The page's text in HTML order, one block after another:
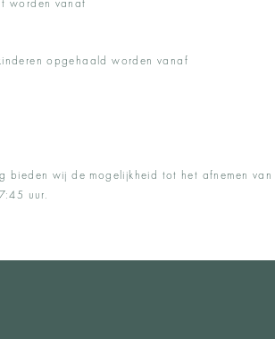
gebracht worden
de kinderen opgehaald worden
sluit om
bieden wij de mogelijkheid tot het afnemen van
uur.